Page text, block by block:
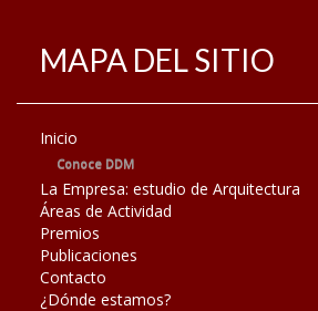
MAPA DEL SITIO
Inicio
Conoce DDM
La Empresa: estudio de Arquitectura
Áreas de Actividad
Premios
Publicaciones
Contacto
¿Dónde estamos?